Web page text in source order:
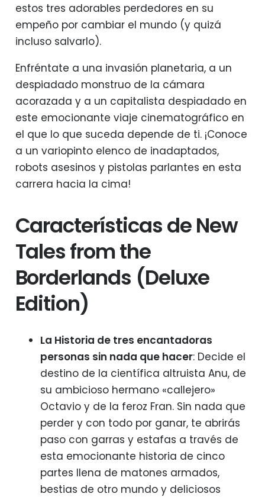
estos tres adorables perdedores en su
empeño por cambiar el mundo (y quizá
incluso salvarlo).
Enfréntate a una invasión planetaria, a un
despiadado monstruo de la cámara
acorazada y a un capitalista despiadado en
este emocionante viaje cinematográfico en
el que lo que suceda depende de ti. ¡Conoce
a un variopinto elenco de inadaptados,
robots asesinos y pistolas parlantes en esta
carrera hacia la cima!
Características de New
Tales from the
Borderlands (Deluxe
Edition)
La Historia de tres encantadoras
personas sin nada que hacer: Decide el
destino de la científica altruista Anu, de
su ambicioso hermano «callejero»
Octavio y de la feroz Fran. Sin nada que
perder y con todo por ganar, te abrirás
paso con garras y estafas a través de
esta emocionante historia de cinco
partes llena de matones armados,
bestias de otro mundo y deliciosos